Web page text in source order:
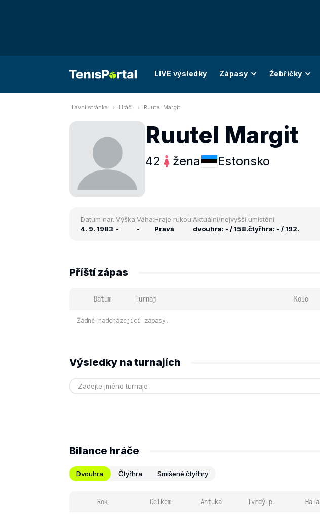
LIVE výsledky Zápasy Žebříčky
Hlavní stránka Hráči Ruutel Margit
Ruutel Margit
42 žena Estonsko
Datum nar.:
4. 9. 1983
Výška:
-
Váha:
-
Hraje rukou:
Pravá
Aktuální/nejvyšší umístění:
dvouhra: - / 158.čtyřhra: - / 192.
Příští zápas
Datum Turnaj Kolo
Žádné nadcházející zápasy.
Výsledky na turnajích
Bilance hráče
Dvouhra Čtyřhra Smíšené čtyřhry
Rok Celkem Antuka Tvrdý p. Hala